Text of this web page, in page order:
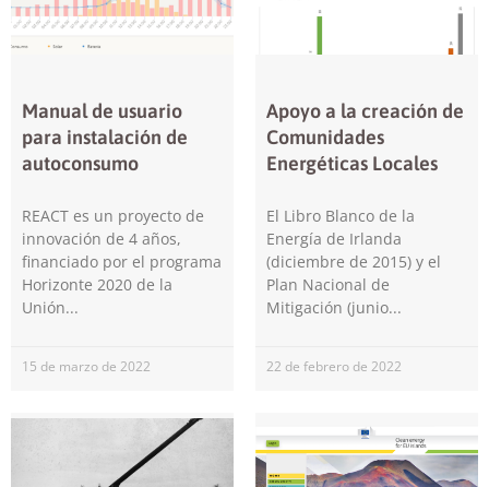
Manual de usuario
para instalación de
autoconsumo
REACT es un proyecto de
innovación de 4 años,
financiado por el programa
Horizonte 2020 de la
Unión
15 de marzo de 2022
Apoyo a la creación de
Comunidades
Energéticas Locales
El Libro Blanco de la
Energía de Irlanda
(diciembre de 2015) y el
Plan Nacional de
Mitigación (junio
22 de febrero de 2022
cookies no
son
opcionales.